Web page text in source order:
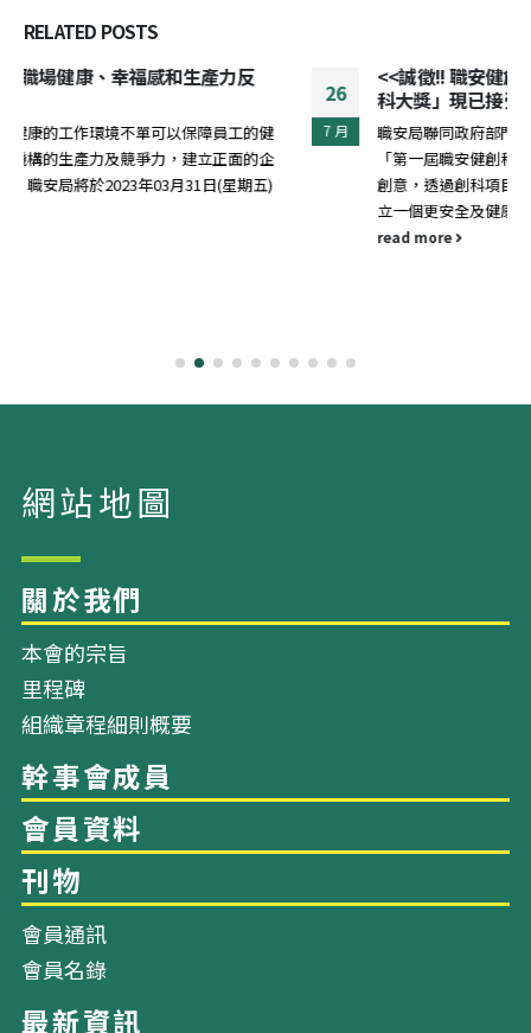
RELATED POSTS
26
7 月
<<誠徵!! 職安健創科好「橋」>> 「第一屆職安健創
職安局聯同政府部門、香港科學園及數碼港等創科機構合辦
「第一屆職安健創科大獎」，大獎鼓勵中學生和公眾人士運用
創意，透過創科項目協助各行各業應對不同職安健問題，以建
網站地圖
關於我們
本會的宗旨
里程碑
組織章程細則概要
會員通訊
會員名錄